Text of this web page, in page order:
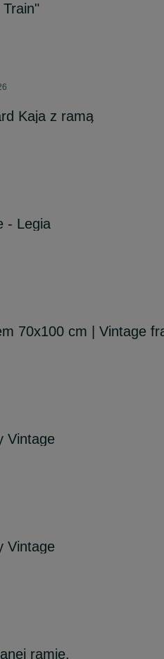
Kaja z ramą
- Legia
70x100 cm | Vintage
Vintage
Vintage
ramie.